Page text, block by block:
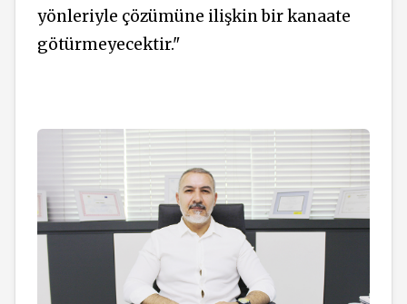
yönleriyle çözümüne ilişkin bir kanaate
götürmeyecektir."